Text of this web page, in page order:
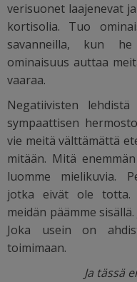
verisuonet laajenevat
kortisolia. Tuo
savanneilla, kun
ominaisuus auttaa
vaaraa.
Negatiivisten
sympaattisen
vie meitä välttämättä
mitään. Mitä
luomme mielikuvia.
jotka eivät ole totta.
meidän päämme
Joka usein on
toimimaan.
Ja tässä